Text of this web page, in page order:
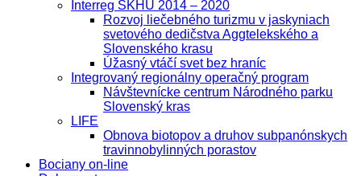
Interreg SKHU 2014 – 2020
Rozvoj liečebného turizmu v jaskyniach
svetového dedičstva Aggtelekského a
Slovenského krasu
Úžasný vtáčí svet bez hraníc
Integrovaný regionálny operačný program
Návštevnícke centrum Národného parku
Slovenský kras
LIFE
Obnova biotopov a druhov subpanónskych
travinnobylinných porastov
Bociany on-line